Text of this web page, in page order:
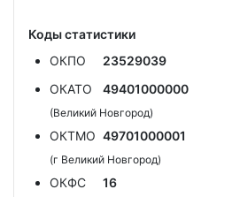
Коды статистики
ОКПО
23529039
ОКАТО
49401000000
(Великий Новгород)
ОКТМО 49701000001
(г Великий Новгород)
ОКФС 16